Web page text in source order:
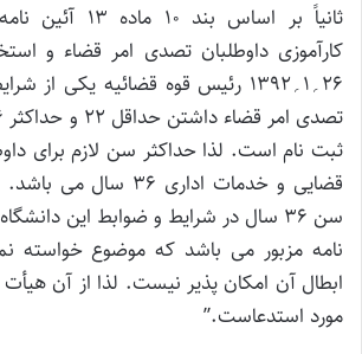
ثانیاً بر اساس
کارآموزی داوطلبان تصدی امر قضاء و
۲۶؍۱؍۱۳۹۲ رئیس قوه قضائیه یکی
ثبت نام است. لذا حداکثر سن لازم برای
قضایی و خدمات اداری
سن ۳۶ سال در شرایط و ضوابط این
نامه مزبور می باشد که موضوع خواسته
ابطال آن امکان پذیر نیست. لذا از آن
مورد استدعاست.”